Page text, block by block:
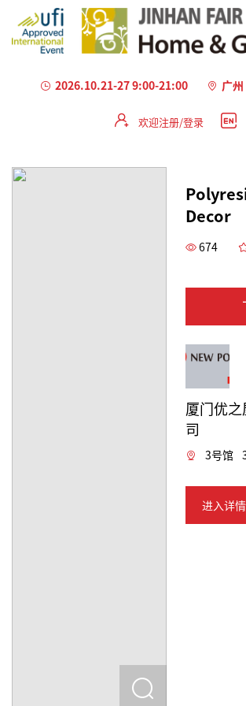
2026.10.21-27 9:00-21:00 广
欢迎注册/登录
失
Decor
674
厦门优
司
3号馆
进入详情